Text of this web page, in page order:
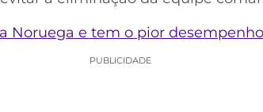
Noruega e tem o pior
PUBLICIDADE